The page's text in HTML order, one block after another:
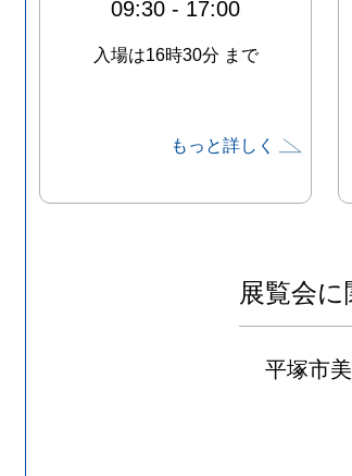
09:30 - 17:00
入場は16時30分 まで
もっと詳しく
展覧会
平塚市